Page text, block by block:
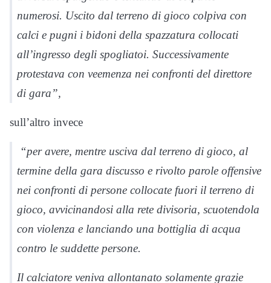
numerosi. Uscito dal terreno di gioco colpiva con
calci e pugni i bidoni della spazzatura collocati
all’ingresso degli spogliatoi. Successivamente
protestava con veemenza nei confronti del direttore
di gara”,
sull’altro invece
“per avere, mentre usciva dal terreno di gioco, al
termine della gara discusso e rivolto parole offensive
nei confronti di persone collocate fuori il terreno di
gioco, avvicinandosi alla rete divisoria, scuotendola
con violenza e lanciando una bottiglia di acqua
contro le suddette persone.
Il calciatore veniva allontanato solamente grazie